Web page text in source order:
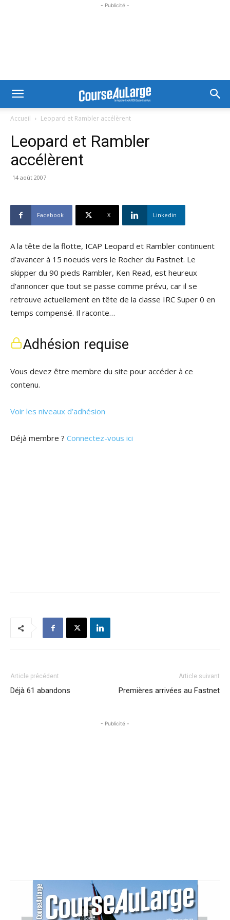
- Publicité -
Accueil Leopard et Rambler accélèrent
Leopard et Rambler
accélèrent
14 août 2007
Facebook X Linkedin
A la tête de la flotte, ICAP Leopard et Rambler continuent
d’avancer à 15 noeuds vers le Rocher du Fastnet. Le
skipper du 90 pieds Rambler, Ken Read, est heureux
d’annoncer que tout se passe comme prévu, car il se
retrouve actuellement en tête de la classe IRC Super 0 en
temps compensé. Il raconte…
Adhésion requise
Vous devez être membre du site pour accéder à ce
contenu.
Voir les niveaux d’adhésion
Déjà membre ? Connectez-vous ici
Article précédent
Déjà 61 abandons
Article suivant
Premières arrivées au Fastnet
- Publicité -